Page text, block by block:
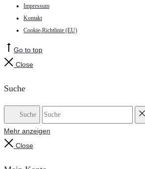
Impressum
Kontakt
Cookie-Richtlinie (EU)
Go to top
Close
Suche
Suche
Mehr anzeigen
Close